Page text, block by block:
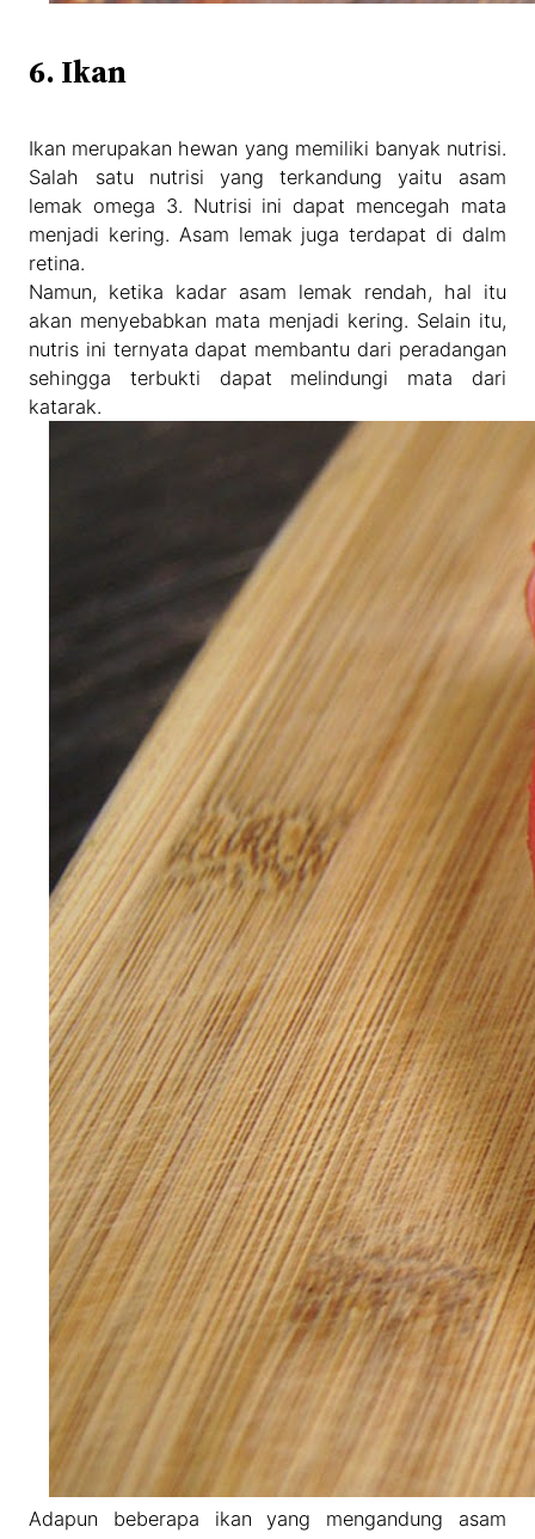
6. Ikan
Ikan merupakan hewan yang memiliki banyak nutrisi.
Salah satu nutrisi yang terkandung yaitu asam
lemak omega 3. Nutrisi ini dapat mencegah mata
menjadi kering. Asam lemak juga terdapat di dalm
retina.
Namun, ketika kadar asam lemak rendah, hal itu
akan menyebabkan mata menjadi kering. Selain itu,
nutris ini ternyata dapat membantu dari peradangan
sehingga terbukti dapat melindungi mata dari
katarak.
Adapun beberapa ikan yang mengandung asam